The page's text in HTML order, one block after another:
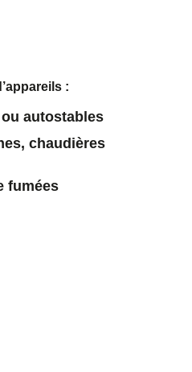
:
autostables
chaudières
fumées